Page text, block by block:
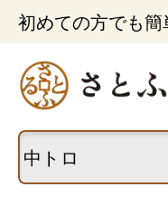
初めての方でも簡